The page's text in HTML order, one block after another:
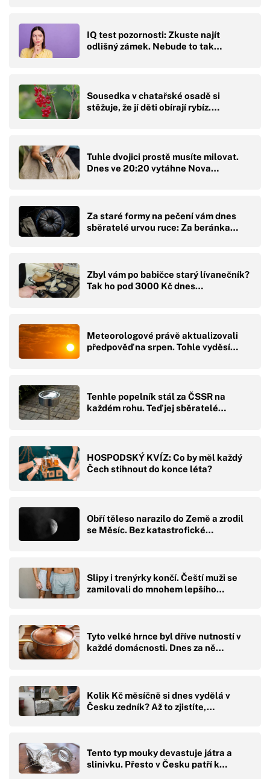
IQ test pozornosti: Zkuste najít
odlišný zámek. Nebude to tak…
Sousedka v chatařské osadě si
stěžuje, že jí děti obírají rybíz.…
Tuhle dvojici prostě musíte milovat.
Dnes ve 20:20 vytáhne Nova…
Za staré formy na pečení vám dnes
sběratelé urvou ruce: Za beránka…
Zbyl vám po babičce starý lívanečník?
Tak ho pod 3000 Kč dnes…
Meteorologové právě aktualizovali
předpověď na srpen. Tohle vyděsí…
Tenhle popelník stál za ČSSR na
každém rohu. Teď jej sběratelé…
HOSPODSKÝ KVÍZ: Co by měl každý
Čech stihnout do konce léta?
Obří těleso narazilo do Země a zrodil
se Měsíc. Bez katastrofické…
Slipy i trenýrky končí. Čeští muži se
zamilovali do mnohem lepšího…
Tyto velké hrnce byl dříve nutností v
každé domácnosti. Dnes za ně…
Kolik Kč měsíčně si dnes vydělá v
Česku zedník? Až to zjistíte,…
Tento typ mouky devastuje játra a
slinivku. Přesto v Česku patří k…